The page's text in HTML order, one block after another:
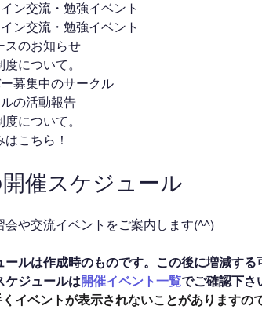
ン交流・勉強イベント
ン交流・勉強イベント
スのお知らせ
について。
募集中のサークル
の活動報告
について。
こちら！
催スケジュール
会や交流イベントをご案内します(^^)
ルは作成時のものです。この後に増減する
ジュールは開催イベント一覧でご確認下さ
イベントが表示されないことがありますの